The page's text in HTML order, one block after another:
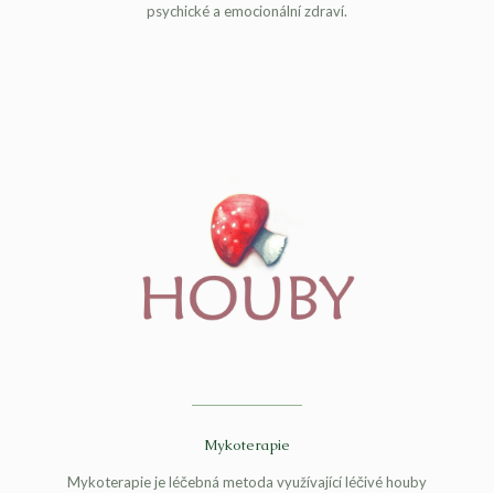
psychické a emocionální zdraví.
Mykoterapie
Mykoterapie je léčebná metoda využívající léčivé houby